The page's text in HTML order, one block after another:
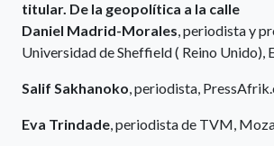
titular. De la geopolítica a la calle
Daniel Madrid-Morales, periodista y
Universidad de Sheffield ( Reino Unido),
Salif Sakhanoko, periodista,
Eva Trindade, periodista de TVM,